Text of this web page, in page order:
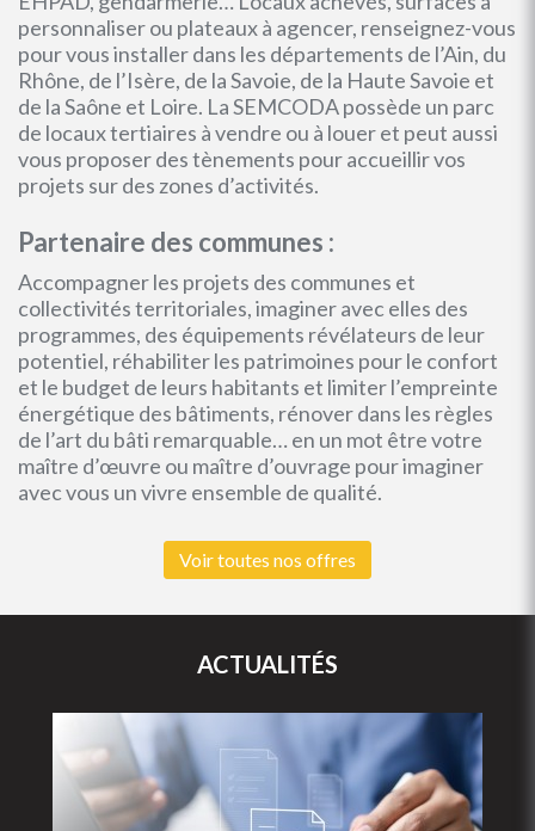
personnaliser ou plateaux à agencer, renseignez-vous
pour vous installer dans les départements de l’Ain, du
Rhône, de l’Isère, de la Savoie, de la Haute Savoie et
de la Saône et Loire. La SEMCODA possède un parc
de locaux tertiaires à vendre ou à louer et peut aussi
vous proposer des tènements pour accueillir vos
projets sur des zones d’activités.
Partenaire des communes :
Accompagner les projets des communes et
collectivités territoriales, imaginer avec elles des
programmes, des équipements révélateurs de leur
potentiel, réhabiliter les patrimoines pour le confort
et le budget de leurs habitants et limiter l’empreinte
énergétique des bâtiments, rénover dans les règles
de l’art du bâti remarquable… en un mot être votre
maître d’œuvre ou maître d’ouvrage pour imaginer
avec vous un vivre ensemble de qualité.
Voir toutes nos offres
ACTUALITÉS